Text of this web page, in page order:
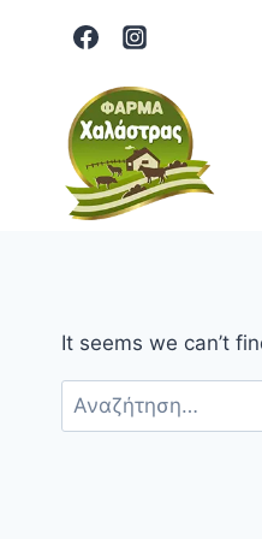
It seems we can’t
Αναζήτηση
για: